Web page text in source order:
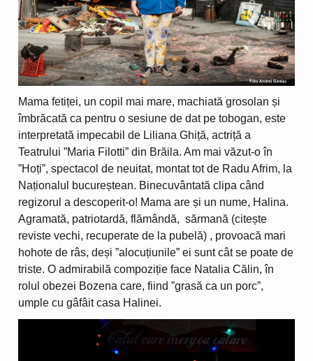
Mama fetiței, un copil mai mare, machiată grosolan și
îmbrăcată ca pentru o sesiune de dat pe tobogan, este
interpretată impecabil de Liliana Ghiță, actriță a
Teatrului ”Maria Filotti” din Brăila. Am mai văzut-o în
”Hoți”, spectacol de neuitat, montat tot de Radu Afrim, la
Naționalul bucureștean. Binecuvântată clipa când
regizorul a descoperit-o! Mama are și un nume, Halina.
Agramată, patriotardă, flămândă, sărmană (citește
reviste vechi, recuperate de la pubelă) , provoacă mari
hohote de râs, deși ”alocuțiunile” ei sunt cât se poate de
triste. O admirabilă compoziție face Natalia Călin, în
rolul obezei Bozena care, fiind ”grasă ca un porc”,
umple cu gâfâit casa Halinei.